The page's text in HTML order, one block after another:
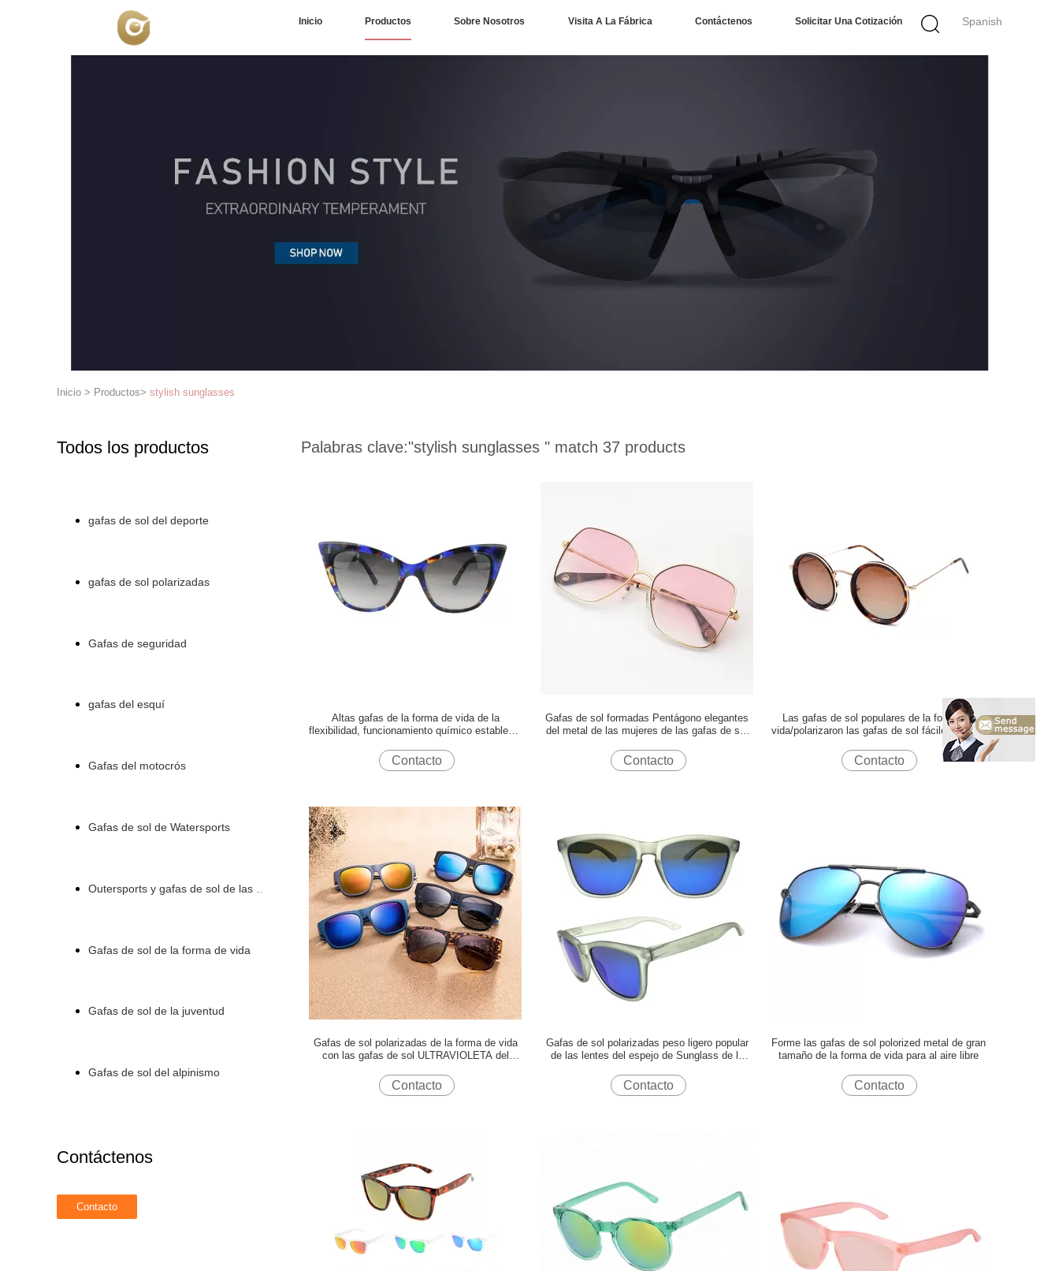
Spanish
Inicio Productos Sobre Nosotros Visita A La Fábrica Contáctenos Solicitar Una Cotización
Inicio > Productos> stylish sunglasses
Todos los productos
gafas de sol del deporte
gafas de sol polarizadas
Gafas de seguridad
gafas del esquí
Gafas del motocrós
Gafas de sol de Watersports
Outersports y gafas de sol de las actividades
Gafas de sol de la forma de vida
Gafas de sol de la juventud
Gafas de sol del alpinismo
Contáctenos
Palabras clave:"stylish sunglasses " match 37 products
Altas gafas de la forma de vida de la
flexibilidad, funcionamiento químico estable de
Contacto
Gafas de sol formadas Pentágono elegantes
del metal de las mujeres de las gafas de sol
Contacto
Las gafas de sol populares de la forma de
vida/polarizaron las gafas de sol fáciles limpiar
Contacto
Gafas de sol polarizadas de la forma de vida
con las gafas de sol ULTRAVIOLETA del
100%
Contacto
Gafas de sol polarizadas peso ligero popular
de las lentes del espejo de Sunglass de la
Contacto
Forme las gafas de sol polorized metal de gran
tamaño de la forma de vida para al aire libre
Contacto